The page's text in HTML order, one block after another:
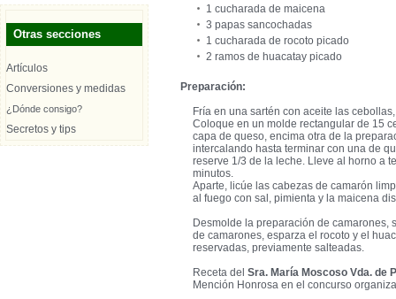
Otras secciones
Artículos
Conversiones y medidas
¿Dónde consigo?
Secretos y tips
1 cucharada de maicena
3 papas sancochadas
1 cucharada de rocoto picado
2 ramos de huacatay picado
Preparación:
Fría en una sartén con aceite las
Coloque en un molde rectangular de 15
capa de queso, encima otra de la
intercalando hasta terminar con una de
reserve 1/3 de la leche. Lleve al horno a
minutos.
Aparte, licúe las cabezas de camarón
al fuego con sal, pimienta y la maicena
Desmolde la preparación de camarones,
de camarones, esparza el rocoto y el
reservadas, previamente salteadas.
Receta del Sra. María Moscoso Vda. de
Mención Honrosa en el concurso